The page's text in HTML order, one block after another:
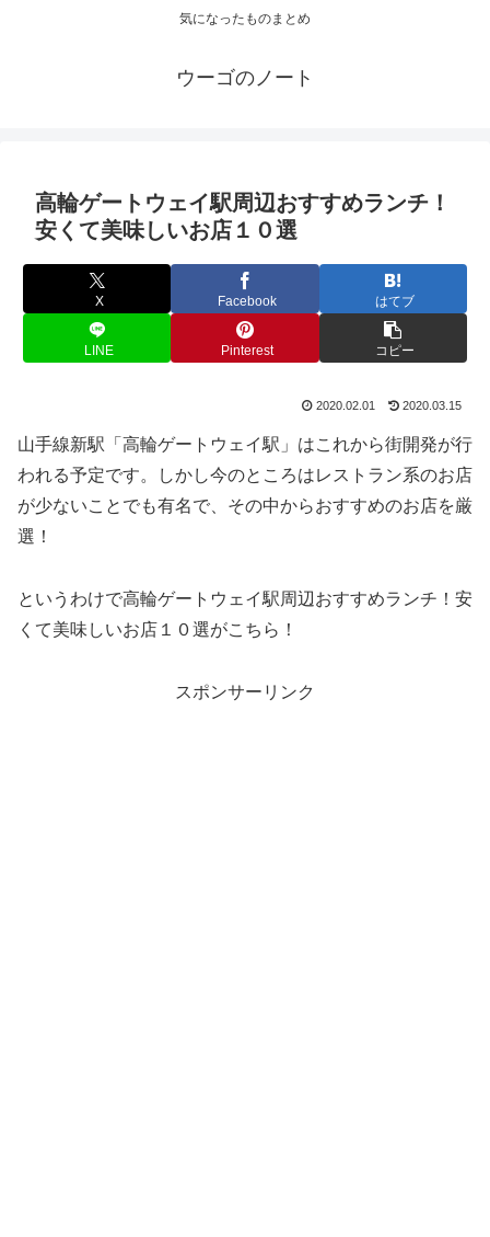
気になったものまとめ
ウーゴのノート
高輪ゲートウェイ駅周辺おすすめランチ！
安くて美味しいお店１０選
X Facebook はてブ
LINE Pinterest コピー
2020.02.01 2020.03.15
山手線新駅「高輪ゲートウェイ駅」はこれから街開発が行
われる予定です。しかし今のところはレストラン系のお店
が少ないことでも有名で、その中からおすすめのお店を厳
選！
というわけで高輪ゲートウェイ駅周辺おすすめランチ！安
くて美味しいお店１０選がこちら！
スポンサーリンク